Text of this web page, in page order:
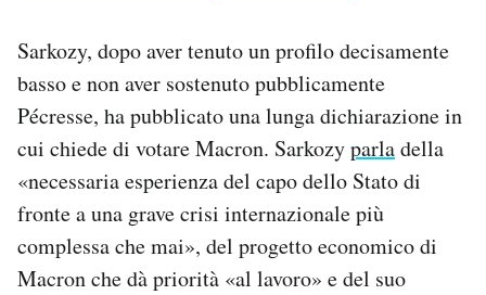
Sarkozy, dopo aver tenuto un profilo decisamente
basso e non aver sostenuto pubblicamente
Pécresse, ha pubblicato una lunga dichiarazione in
cui chiede di votare Macron. Sarkozyparladella
«necessaria esperienza del capo dello Stato di
fronte a una grave crisi internazionale più
complessa che mai», del progetto economico di
Macron che dà priorità «al lavoro» e del suo